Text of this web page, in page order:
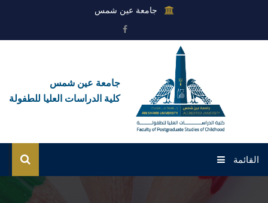
جامعة عين شمس
جامعة عين شمس
كلية الدراسات العليا للطفولة
القائمة